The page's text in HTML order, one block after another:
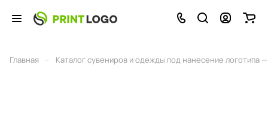
Главная Каталог сувениров и одежды под нанесение логотипа